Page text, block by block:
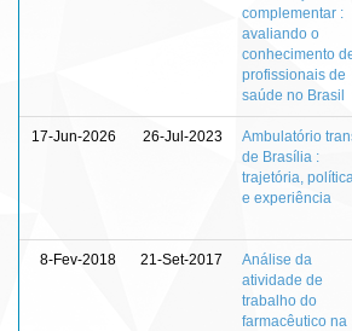
complementar :
avaliando o
conhecimento
profissionais de
saúde no Brasil
17-Jun-2026 26-Jul-2023
Ambulatório
de Brasília :
trajetória,
e experiência
8-Fev-2018 21-Set-2017
Análise da
atividade de
trabalho do
farmacêutico na